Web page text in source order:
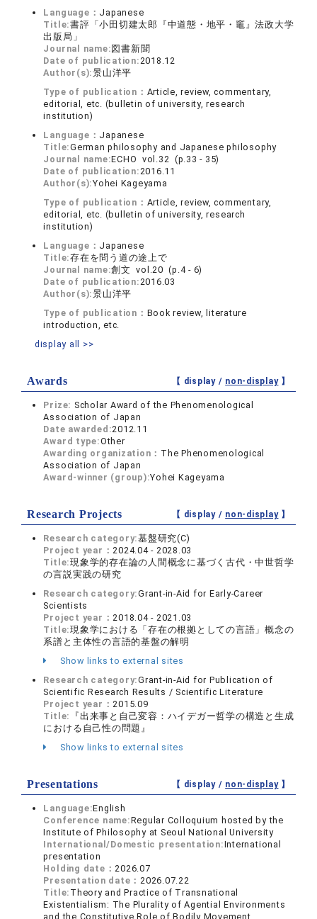
Language： Japanese
Title:書評「小田切建太郎『中道態・地平・竈』法政大学
出版局」
Journal name: 図書新聞
Date of publication:2018.12
Author(s):景山洋平
Type of publication： Article, review, commentary,
editorial, etc. (bulletin of university, research
institution)
Language： Japanese
Title:German philosophy and Japanese philosophy
Journal name:ECHO vol.32 (p.33 - 35)
Date of publication:2016.11
Author(s):Yohei Kageyama
Type of publication： Article, review, commentary,
editorial, etc. (bulletin of university, research
institution)
Language： Japanese
Title:存在を問う道の途上で
Journal name:創文 vol.20 (p.4 - 6)
Date of publication:2016.03
Author(s):景山洋平
Type of publication： Book review, literature
introduction, etc.
display all >>
Awards 【 display / non-display】
Prize: Scholar Award of the Phenomenological
Association of Japan
Date awarded:2012.11
Award type:Other
Awarding organization： The Phenomenological
Association of Japan
Award-winner (group):Yohei Kageyama
Research Projects 【 display / non-display】
Research category:基盤研究(C)
Project year：2024.04 - 2028.03
Title:現象学的存在論の人間概念に基づく古代・中世哲学
の言説実践の研究
Research category:Grant-in-Aid for Early-Career
Scientists
Project year：2018.04 - 2021.03
Title:現象学における「存在の根拠としての言語」概念の
系譜と主体性の言語的基盤の解明
Show links to external sites
Research category:Grant-in-Aid for Publication of
Scientific Research Results / Scientific Literature
Project year：2015.09
Title:
『出来事と自己変容：ハイデガー哲学の構造と生成
における自己性の問題』
Show links to external sites
Presentations 【 display / non-display】
Language:English
Conference name:Regular Colloquium hosted by the
Institute of Philosophy at Seoul National University
International/Domestic presentation:International
presentation
Holding date：2026.07
Presentation date：2026.07.22
Title: Theory and Practice of Transnational
Existentialism: The Plurality of Agential Environments
and the Constitutive Role of Bodily Movement